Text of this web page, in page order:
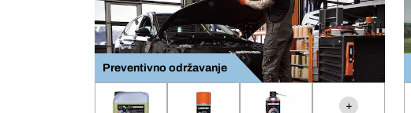
Preventivno održavanje
+